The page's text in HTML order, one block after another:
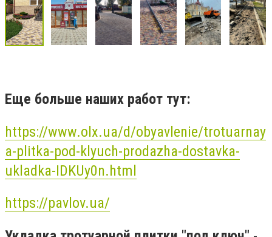
Еще больше наших работ тут:
https://www.olx.ua/d/obyavlenie/trotuarnay
a-plitka-pod-klyuch-prodazha-dostavka-
ukladka-IDKUy0n.html
https://pavlov.ua/